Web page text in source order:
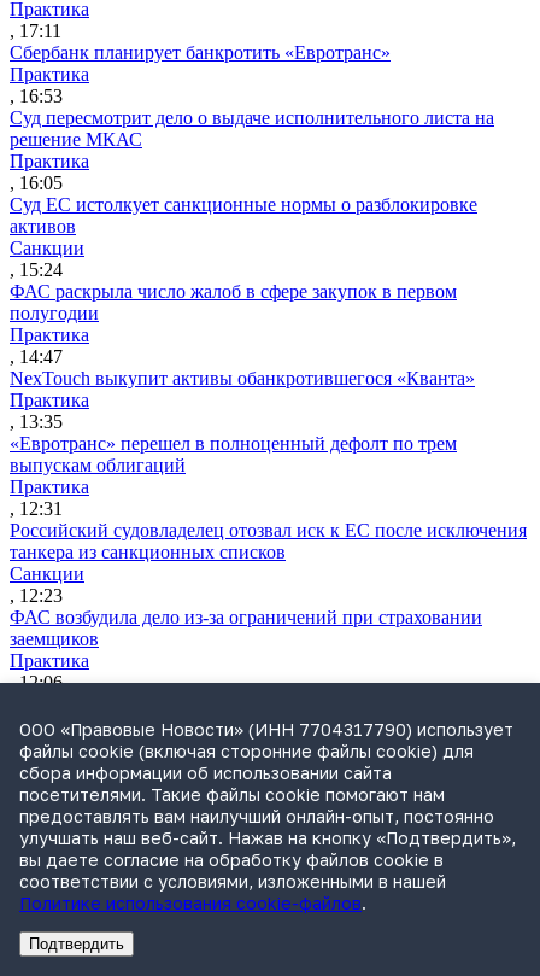
Практика
, 17:11
Сбербанк планирует банкротить «Евротранс»
Практика
, 16:53
Суд пересмотрит дело о выдаче исполнительного листа на
решение МКАС
Практика
, 16:05
Суд ЕС истолкует санкционные нормы о разблокировке
активов
Санкции
, 15:24
ФАС раскрыла число жалоб в сфере закупок в первом
полугодии
Практика
, 14:47
NexTouch выкупит активы обанкротившегося «Кванта»
Практика
, 13:35
«Евротранс» перешел в полноценный дефолт по трем
выпускам облигаций
Практика
, 12:31
Российский судовладелец отозвал иск к ЕС после исключения
танкера из санкционных списков
Санкции
, 12:23
ФАС возбудила дело из-за ограничений при страховании
заемщиков
Практика
, 12:06
после проверки Генпрокуратуры
Судьи
, 11:48
ВККС открыла семь новых вакансий
Судьи
, 11:28
Власти обсуждают варианты приватизации «Сирены-Трэвел»
Практика
, 10:50
обучении нейросетей и правила «социальных» СЗПК
РекламаАдвокатское бюро Санкт-Петербурга «Вертикаль» ИНН 7841290773
ООО «Правовые Новости» (ИНН 7704317790) использует
файлы cookie (включая сторонние файлы cookie) для
сбора информации об использовании сайта
посетителями. Такие файлы cookie помогают нам
предоставлять вам наилучший онлайн-опыт, постоянно
улучшать наш веб-сайт. Нажав на кнопку «Подтвердить»,
вы даете согласие на обработку файлов cookie в
соответствии с условиями, изложенными в нашей
Политике использования cookie-файлов.
Подтвердить